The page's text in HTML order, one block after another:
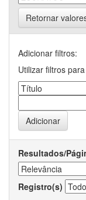
Retornar
Adicionar filtros:
Utilizar filtros
Resultados/
Registro(s)